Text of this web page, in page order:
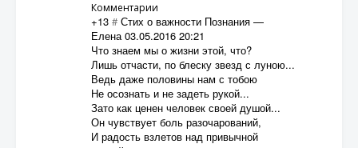
Комментарии
+13 # Стих о важности Познания—
Елена 03.05.2016 20:21
Что знаем мы о жизни этой, что?
Лишь отчасти, по блеску звезд с луною...
Ведь даже половины нам с тобою
Не осознать и не задеть рукой...
Зато как ценен человек своей душой...
Он чувствует боль разочарований,
И радость взлетов над привычной